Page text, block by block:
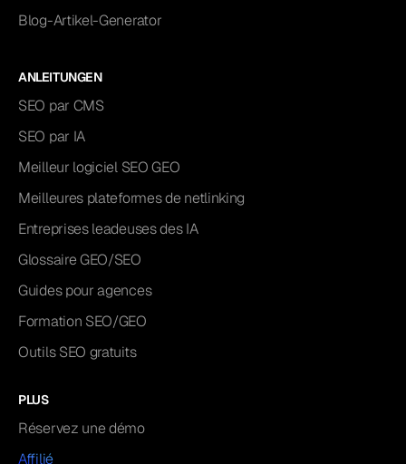
Blog-Artikel-Generator
ANLEITUNGEN
SEO par CMS
SEO par IA
Meilleur logiciel SEO GEO
Meilleures plateformes de netlinking
Entreprises leadeuses des IA
Glossaire GEO/SEO
Guides pour agences
Formation SEO/GEO
Outils SEO gratuits
PLUS
Réservez une démo
Affilié